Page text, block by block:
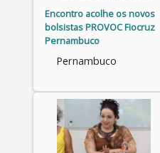
Encontro acolhe os novos
bolsistas PROVOC Fiocruz
Pernambuco
Pernambuco